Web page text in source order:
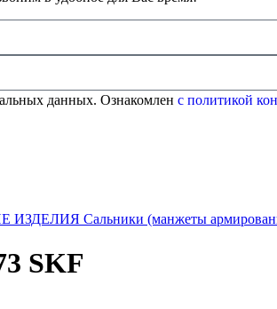
данных. Ознакомлен с политикой
ИЗДЕЛИЯ Сальники (манжеты
SKF